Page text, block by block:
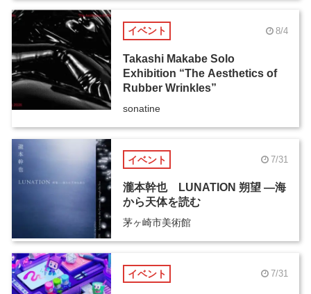
イベント 8/4
Takashi Makabe Solo
Exhibition “The Aesthetics of
Rubber Wrinkles”
sonatine
イベント 7/31
瀧本幹也 LUNATION 朔望 ―海
から天体を読む
茅ヶ崎市美術館
イベント 7/31